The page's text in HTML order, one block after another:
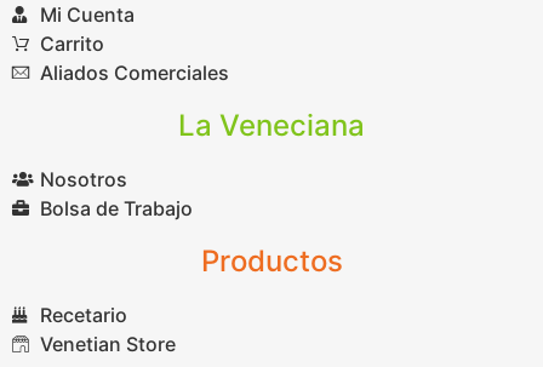
Mi Cuenta
Carrito
Aliados Comerciales
La Veneciana
Nosotros
Bolsa de Trabajo
Productos
Recetario
Venetian Store